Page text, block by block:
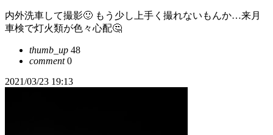
内外洗車して撮影🙂 もう少し上手く撮れないもんか…来月
車検で灯火類が色々心配🤔
thumb_up 48
comment0
2021/03/23 19:13